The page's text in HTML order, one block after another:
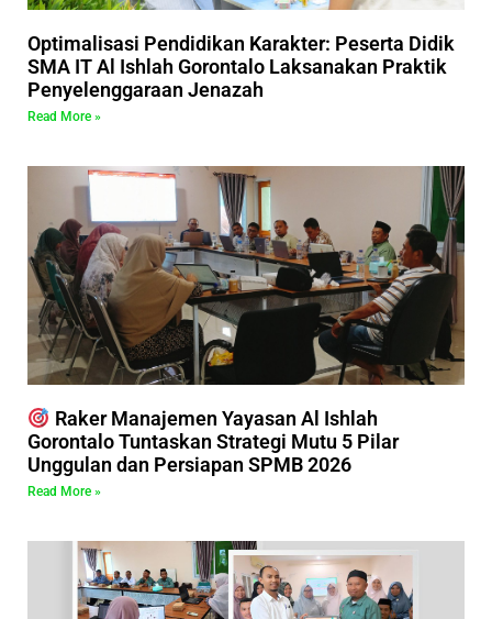
Optimalisasi Pendidikan Karakter: Peserta Didik
SMA IT Al Ishlah Gorontalo Laksanakan Praktik
Penyelenggaraan Jenazah
Read More »
Raker Manajemen Yayasan Al Ishlah
Gorontalo Tuntaskan Strategi Mutu 5 Pilar
Unggulan dan Persiapan SPMB 2026
Read More »